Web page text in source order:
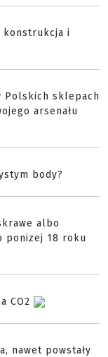
konstrukcja i
Polskich sklepach
arsenału
body?
albo
ponizej 18 roku
CO2
nawet powstały